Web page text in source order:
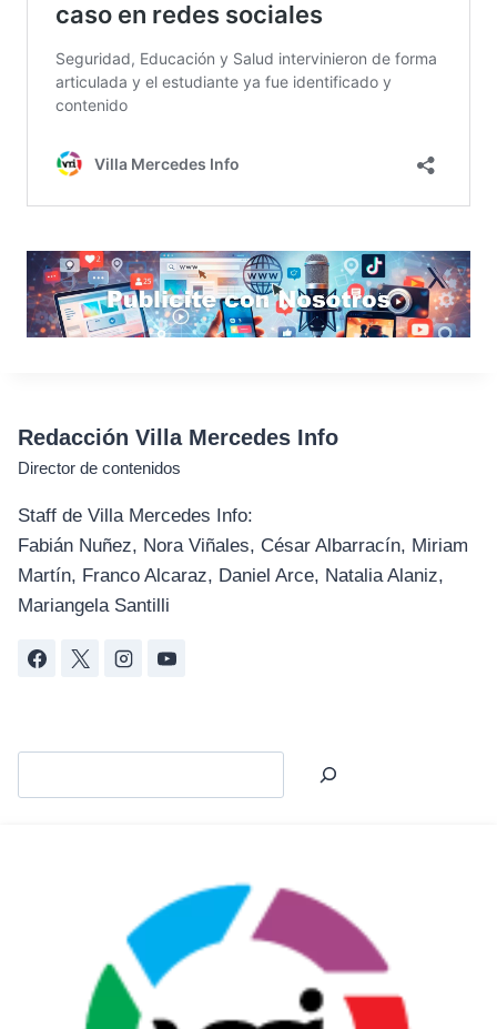
Redacción Villa Mercedes Info
Director de contenidos
Staff de Villa Mercedes Info:
Fabián Nuñez, Nora Viñales, César Albarracín, Miriam
Martín, Franco Alcaraz, Daniel Arce, Natalia Alaniz,
Mariangela Santilli